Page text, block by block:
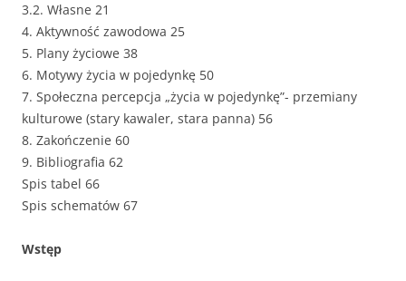
3.2. Własne 21
4. Aktywność zawodowa 25
5. Plany życiowe 38
6. Motywy życia w pojedynkę 50
7. Społeczna percepcja „życia w pojedynkę”- przemiany
kulturowe (stary kawaler, stara panna) 56
8. Zakończenie 60
9. Bibliografia 62
Spis tabel 66
Spis schematów 67
Wstęp